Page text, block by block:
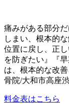
痛みがある部分
しまい、根本的
位置に戻し、正
を防ぎたい』『
は、根本的な改
骨院/大和市高座
料金表はこちら